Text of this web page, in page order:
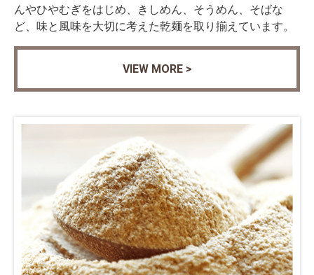
んやひやむぎをはじめ、きしめん、そうめん、そばな
ど、味と風味を大切に考えた乾麺を取り揃えています。
VIEW MORE >